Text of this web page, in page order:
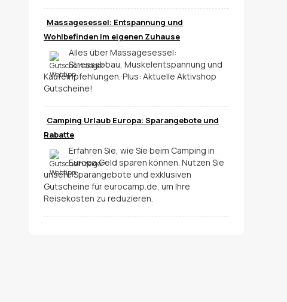
Massagesessel: Entspannung und
Wohlbefinden im eigenen Zuhause
Alles über Massagesessel:
Stressabbau, Muskelentspannung und
Kaufempfehlungen. Plus: Aktuelle Aktivshop
Gutscheine!
Camping Urlaub Europa: Sparangebote und
Rabatte
Erfahren Sie, wie Sie beim Camping in
Europa Geld sparen können. Nutzen Sie
unsere Sparangebote und exklusiven
Gutscheine für eurocamp.de, um Ihre
Reisekosten zu reduzieren.